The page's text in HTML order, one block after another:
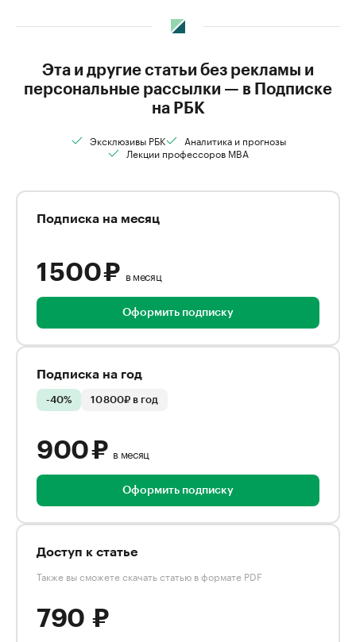
Эта и другие статьи без рекламы и
персональные рассылки — в Подписке
на РБК
Эксклюзивы РБК
Аналитика и прогнозы
Лекции профессоров MBA
Подписка на месяц
1 500 ₽ в месяц
Оформить подписку
Подписка на год
-40% 10 800₽ в год
900 ₽ в месяц
Оформить подписку
Доступ к статье
Также вы сможете скачать статью в формате PDF
790 ₽